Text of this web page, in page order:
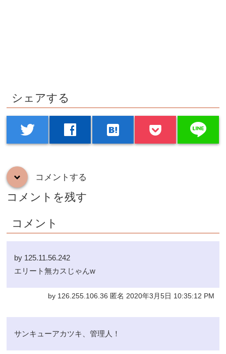
シェアする
twitter facebook hatenabookmark line
down コメントする
コメントを残す
コメント
by 125.11.56.242
エリート無カスじゃんw
by 126.255.106.36 匿名 2020年3月5日 10:35:12 PM
サンキューアカツキ、管理人！